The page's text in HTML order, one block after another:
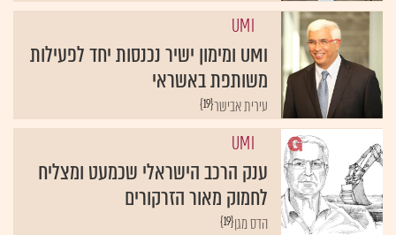
UMI
UMI ומימון ישיר נכנסות יחד לפעילות
משותפת באשראי
{19}עירית אבישר
UMI
ענק הרכב הישראלי שכמעט ומצליח
לחמוק מאור הזרקורים
{19}הדס מגן